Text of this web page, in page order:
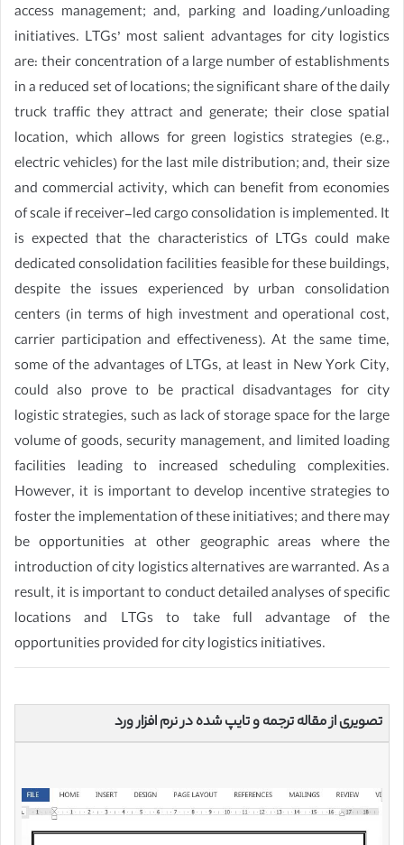
access management; and, parking and loading/unloading
initiatives. LTGs’ most salient advantages for city logistics
are: their concentration of a large number of establishments
in a reduced set of locations; the significant share of the daily
truck traffic they attract and generate; their close spatial
location, which allows for green logistics strategies (e.g.,
electric vehicles) for the last mile distribution; and, their size
and commercial activity, which can benefit from economies
of scale if receiver-led cargo consolidation is implemented. It
is expected that the characteristics of LTGs could make
dedicated consolidation facilities feasible for these buildings,
despite the issues experienced by urban consolidation
centers (in terms of high investment and operational cost,
carrier participation and effectiveness). At the same time,
some of the advantages of LTGs, at least in New York City,
could also prove to be practical disadvantages for city
logistic strategies, such as lack of storage space for the large
volume of goods, security management, and limited loading
facilities leading to increased scheduling complexities.
However, it is important to develop incentive strategies to
foster the implementation of these initiatives; and there may
be opportunities at other geographic areas where the
introduction of city logistics alternatives are warranted. As a
result, it is important to conduct detailed analyses of specific
locations and LTGs to take full advantage of the
opportunities provided for city logistics initiatives.
تصویری از مقاله ترجمه و تایپ شده در نرم افزار ورد